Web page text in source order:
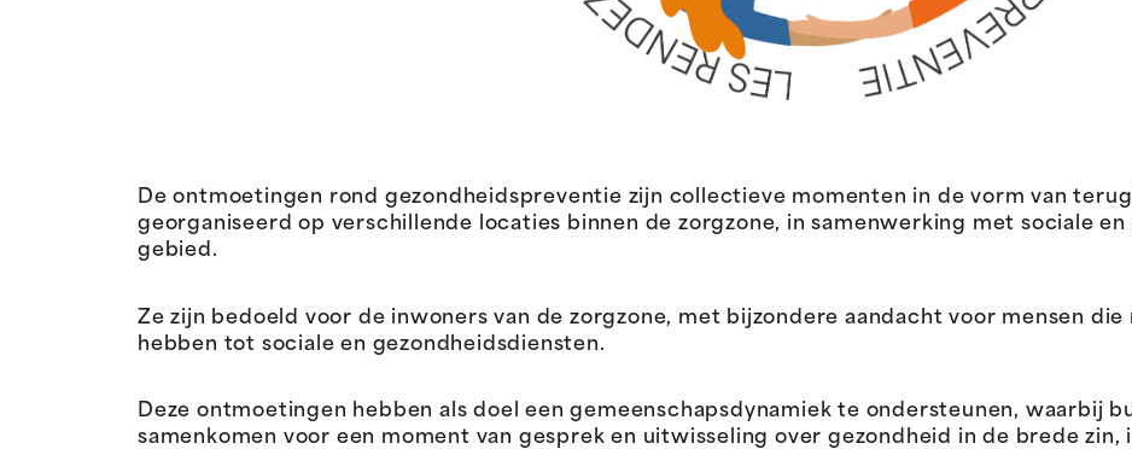
De ontmoetingen rond gezondheidspreventie zijn collectieve momenten in de vorm van
georganiseerd op verschillende locaties binnen de zorgzone, in samenwerking met sociale
gebied.
Ze zijn bedoeld voor de inwoners van de zorgzone, met bijzondere aandacht voor mensen
hebben tot sociale en gezondheidsdiensten.
Deze ontmoetingen hebben als doel een gemeenschapsdynamiek te ondersteunen, waarbij
samenkomen voor een moment van gesprek en uitwisseling over gezondheid in de brede zin,